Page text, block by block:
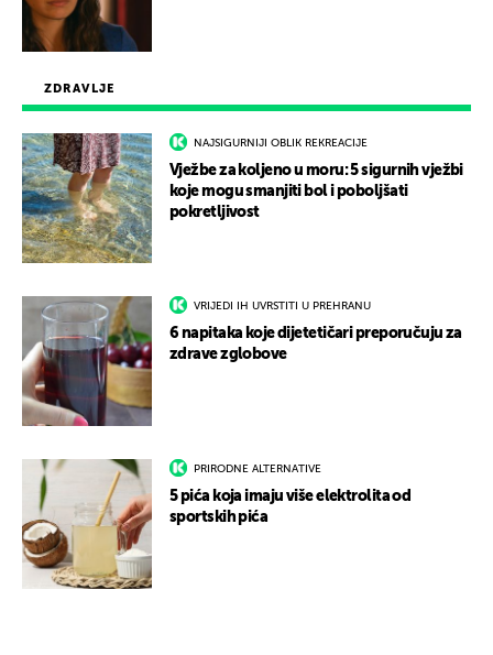
ZDRAVLJE
NAJSIGURNIJI OBLIK REKREACIJE
Vježbe za koljeno u moru: 5 sigurnih vježbi
koje mogu smanjiti bol i poboljšati
pokretljivost
VRIJEDI IH UVRSTITI U PREHRANU
6 napitaka koje dijetetičari preporučuju za
zdrave zglobove
PRIRODNE ALTERNATIVE
5 pića koja imaju više elektrolita od
sportskih pića